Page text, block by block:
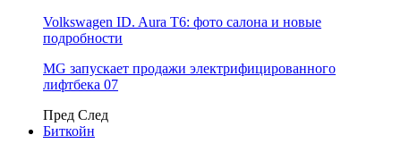
Volkswagen ID. Aura T6: фото салона и новые
подробности
MG запускает продажи электрифицированного
лифтбека 07
Пред След
Биткойн